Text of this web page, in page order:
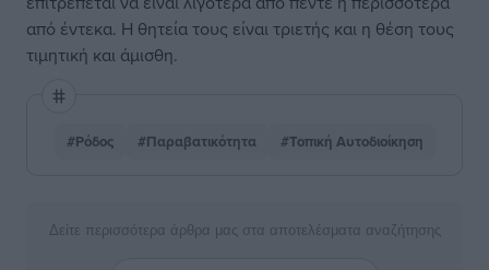
από έντεκα. Η θητεία τους είναι τριετής και η θέση τους
τιμητική και άμισθη.
#Ρόδος #Παραβατικότητα #Τοπική Αυτοδιοίκηση
Δείτε περισσότερα άρθρα μας στα αποτελέσματα αναζήτησης